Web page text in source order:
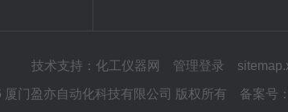
技术支持： 化工仪器网 管理登录
门盈亦自动化科技有限公司 版权所有 备案号：